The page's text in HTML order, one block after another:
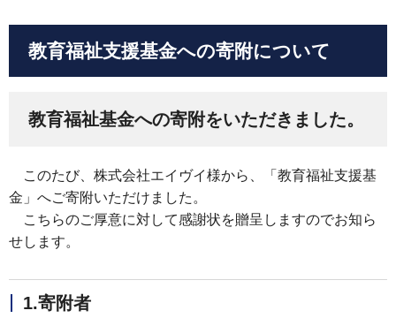
教育福祉支援基金への寄附について
教育福祉基金への寄附をいただきました。
このたび、株式会社エイヴイ様から、「教育福祉支援基
金」へご寄附いただけました。
こちらのご厚意に対して感謝状を贈呈しますのでお知ら
せします。
1.寄附者